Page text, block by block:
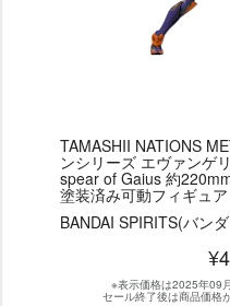
TAMASHII NATIONS
ンシリーズ エヴァンゲ
spear of Gaius 約
塗装済み可動フィギュア
BANDAI SPIRITS(バン
※表示価格は2025年09
セール終了後は商品価格